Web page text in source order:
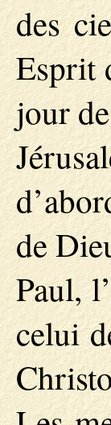
des
Esprit
jour
de
Paul,
celui